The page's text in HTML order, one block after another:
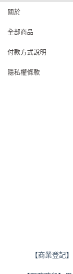
【商業登記
關於
全部商品
付款方式說明
隱私權條款